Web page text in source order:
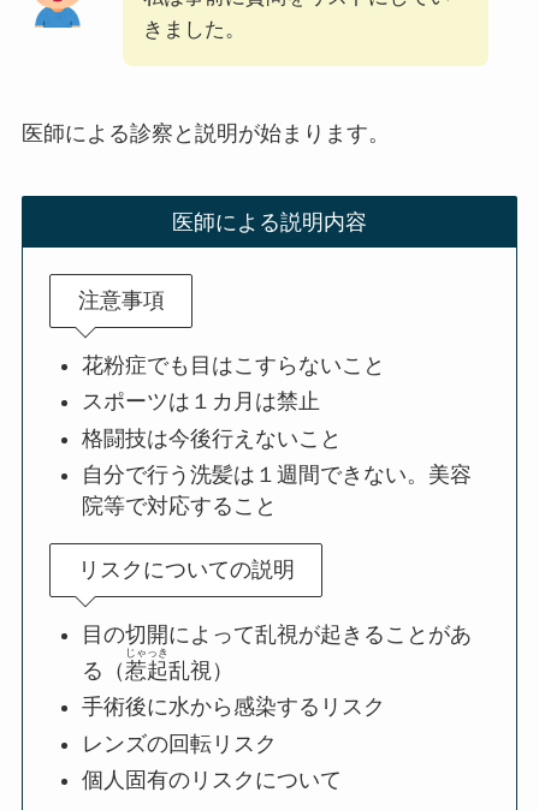
きました。
医師による診察と説明が始まります。
医師による説明内容
注意事項
花粉症でも目はこすらないこと
スポーツは１カ月は禁止
格闘技は今後行えないこと
自分で行う洗髪は１週間できない。美容
院等で対応すること
リスクについての説明
目の切開によって乱視が起きることがあ
る（惹起
じゃっき
乱視）
手術後に水から感染するリスク
レンズの回転リスク
個人固有のリスクについて